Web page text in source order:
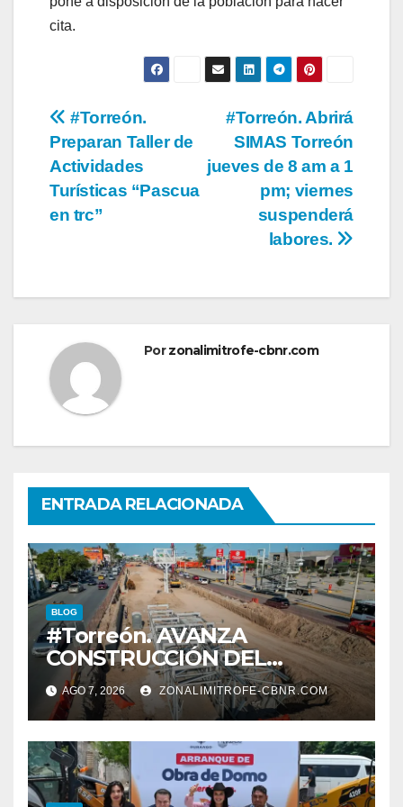
cita.
Navegación
de
entradas
#Torreón. Abrirá
SIMAS Torreón
jueves de 8 am a 1
pm; viernes
suspenderá
labores.
#Torreón.
Preparan Taller de
Actividades
Turísticas “Pascua
en trc”
Porzonalimitrofe-cbnr.com
ENTRADA RELACIONADA
BLOG
#Torreón. AVANZA
CONSTRUCCIÓN DEL
SISTEMA VIAL ORIENTE,
SOBRE BULEVAR
REVOLUCIÓN
AGO 7, 2026 ZONALIMITROFE-CBNR.COM